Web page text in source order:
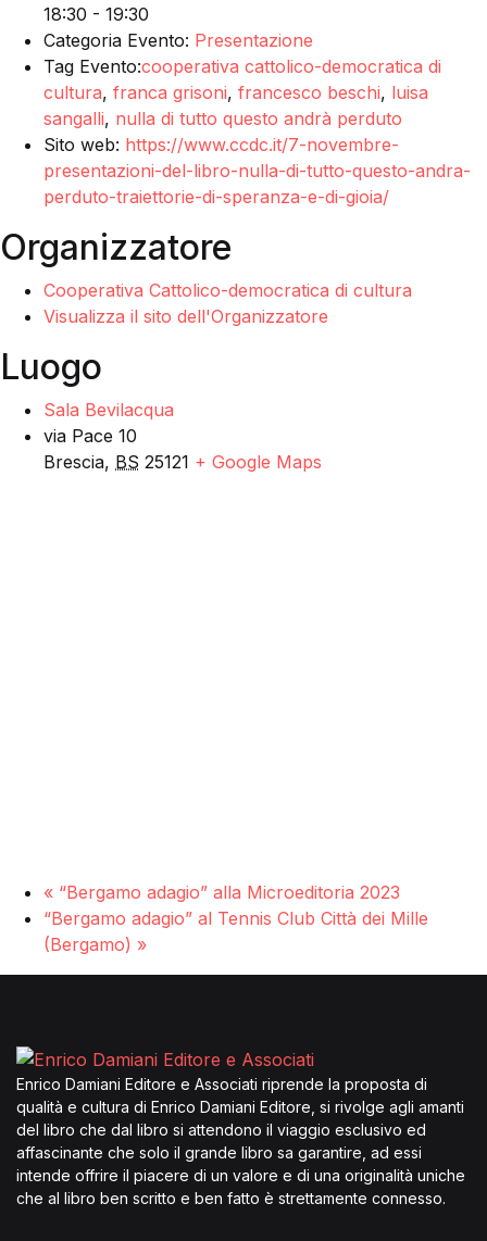
18:30 - 19:30
Categoria Evento: Presentazione
Tag Evento:cooperativa cattolico-democratica di
cultura, franca grisoni, francesco beschi, luisa
sangalli, nulla di tutto questo andrà perduto
Sito web: https://www.ccdc.it/7-novembre-
presentazioni-del-libro-nulla-di-tutto-questo-andra-
perduto-traiettorie-di-speranza-e-di-gioia/
Organizzatore
Cooperativa Cattolico-democratica di cultura
Visualizza il sito dell'Organizzatore
Luogo
Sala Bevilacqua
via Pace 10
Brescia, BS 25121 + Google Maps
« “Bergamo adagio” alla Microeditoria 2023
“Bergamo adagio” al Tennis Club Città dei Mille
(Bergamo) »
Enrico Damiani Editore e Associati riprende la proposta di
qualità e cultura di Enrico Damiani Editore, si rivolge agli amanti
del libro che dal libro si attendono il viaggio esclusivo ed
affascinante che solo il grande libro sa garantire, ad essi
intende offrire il piacere di un valore e di una originalità uniche
che al libro ben scritto e ben fatto è strettamente connesso.